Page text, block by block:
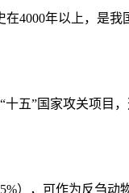
4000年以上，是我
五”国家攻关项目
），可作为反刍动